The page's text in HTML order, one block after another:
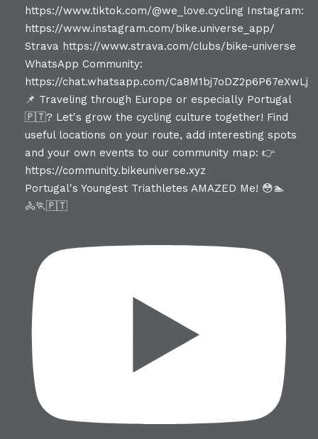
Portugal's Youngest Triathletes AMAZED Me! 😳🏊
🚴🏃🇵🇹